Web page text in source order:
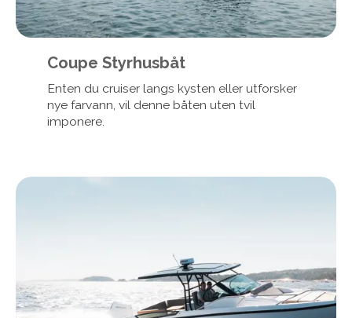
Coupe Styrhusbåt
Enten du cruiser langs kysten eller utforsker
nye farvann, vil denne båten uten tvil
imponere.